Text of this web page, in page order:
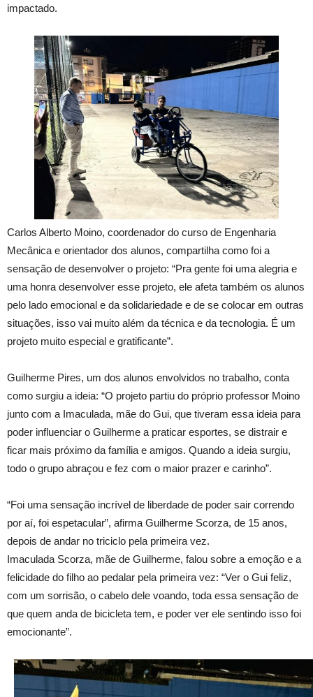
impactado.
Carlos Alberto Moino, coordenador do curso de Engenharia
Mecânica e orientador dos alunos, compartilha como foi a
sensação de desenvolver o projeto: “Pra gente foi uma alegria e
uma honra desenvolver esse projeto, ele afeta também os alunos
pelo lado emocional e da solidariedade e de se colocar em outras
situações, isso vai muito além da técnica e da tecnologia. É um
projeto muito especial e gratificante”.
Guilherme Pires, um dos alunos envolvidos no trabalho, conta
como surgiu a ideia: “O projeto partiu do próprio professor Moino
junto com a Imaculada, mãe do Gui, que tiveram essa ideia para
poder influenciar o Guilherme a praticar esportes, se distrair e
ficar mais próximo da família e amigos. Quando a ideia surgiu,
todo o grupo abraçou e fez com o maior prazer e carinho”.
“Foi uma sensação incrível de liberdade de poder sair correndo
por aí, foi espetacular”, afirma Guilherme Scorza, de 15 anos,
depois de andar no triciclo pela primeira vez.
Imaculada Scorza, mãe de Guilherme, falou sobre a emoção e a
felicidade do filho ao pedalar pela primeira vez: “Ver o Gui feliz,
com um sorrisão, o cabelo dele voando, toda essa sensação de
que quem anda de bicicleta tem, e poder ver ele sentindo isso foi
emocionante”.